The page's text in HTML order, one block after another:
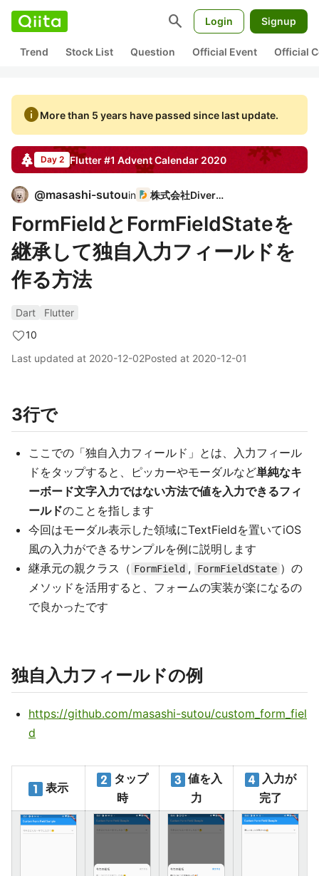
search Login Signup
Trend Stock List Question Official Event Official
infoMore than 5 years have passed since last update.
Day 2 Flutter #1 Advent Calendar 2020
@masashi-sutouin 株式会社Diverse
FormFieldとFormFieldStateを
継承して独自入力フィールドを
作る方法
Dart
Flutter
10
Last updated at 2020-12-02Posted at 2020-12-01
3行で
ここでの「独自入力フィールド」とは、入力フィール
ドをタップすると、ピッカーやモーダルなど単純なキ
ーボード文字入力ではない方法で値を入力できるフィ
ールドのことを指します
今回はモーダル表示した領域にTextFieldを置いてiOS
風の入力ができるサンプルを例に説明します
継承元の親クラス（ FormField , FormFieldState ）の
メソッドを活用すると、フォームの実装が楽になるの
で良かったです
独自入力フィールドの例
https://github.com/masashi-sutou/custom_form_fiel
d
表示
タップ
時
値を入
力
入力が
完了